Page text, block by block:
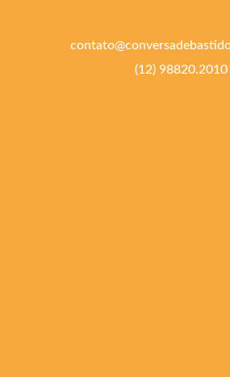
(12) 98820.2010